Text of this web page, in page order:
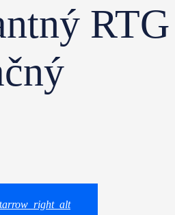
RTG
arrow_right_alt